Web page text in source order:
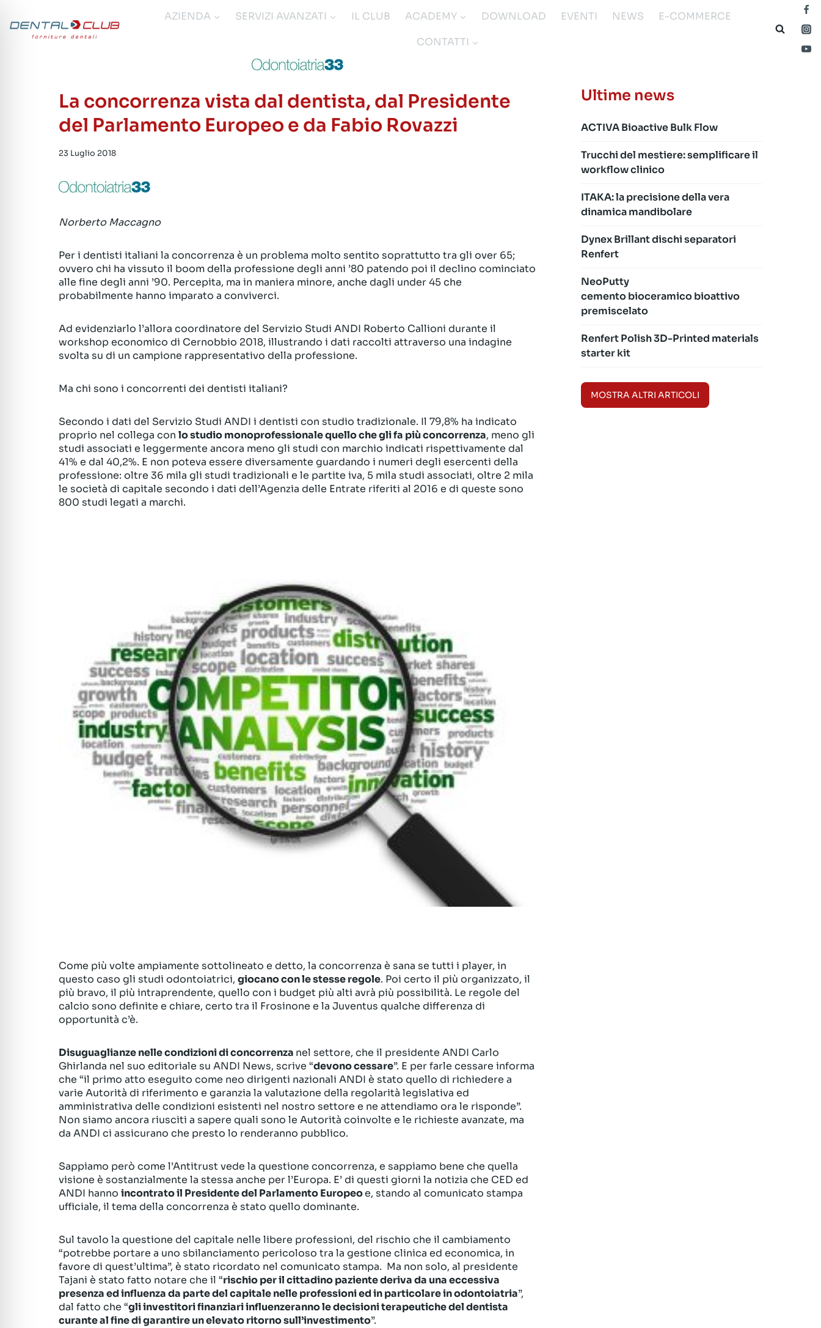
contenuto
AZIENDA SERVIZI AVANZATI IL CLUB ACADEMY DOWNLOAD EVENTI NEWS
E-COMMERCE
CONTATTI
La concorrenza vista dal dentista, dal Presidente
del Parlamento Europeo e da Fabio Rovazzi
23 Luglio 2018
Norberto Maccagno
Per i dentisti italiani la concorrenza è un problema molto sentito soprattutto tra gli over 65;
ovvero chi ha vissuto il boom della professione degli anni ’80 patendo poi il declino cominciato
alle fine degli anni ’90. Percepita, ma in maniera minore, anche dagli under 45 che
probabilmente hanno imparato a conviverci.
Ad evidenziarlo l’allora coordinatore del Servizio Studi ANDI Roberto Callioni durante il
workshop economico di Cernobbio 2018, illustrando i dati raccolti attraverso una indagine
svolta su di un campione rappresentativo della professione.
Ma chi sono i concorrenti dei dentisti italiani?
Secondo i dati del Servizio Studi ANDI i dentisti con studio tradizionale. Il 79,8% ha indicato
proprio nel collega con lo studio monoprofessionale quello che gli fa più concorrenza, meno gli
studi associati e leggermente ancora meno gli studi con marchio indicati rispettivamente dal
41% e dal 40,2%. E non poteva essere diversamente guardando i numeri degli esercenti della
professione: oltre 36 mila gli studi tradizionali e le partite iva, 5 mila studi associati, oltre 2 mila
le società di capitale secondo i dati dell’Agenzia delle Entrate riferiti al 2016 e di queste sono
800 studi legati a marchi.
Come più volte ampiamente sottolineato e detto, la concorrenza è sana se tutti i player, in
questo caso gli studi odontoiatrici, giocano con le stesse regole. Poi certo il più organizzato, il
più bravo, il più intraprendente, quello con i budget più alti avrà più possibilità. Le regole del
calcio sono definite e chiare, certo tra il Frosinone e la Juventus qualche differenza di
opportunità c’è.
Disuguaglianze nelle condizioni di concorrenza nel settore, che il presidente ANDI Carlo
Ghirlanda nel suo editoriale su ANDI News, scrive “devono cessare”. E per farle cessare informa
che “il primo atto eseguito come neo dirigenti nazionali ANDI è stato quello di richiedere a
varie Autorità di riferimento e garanzia la valutazione della regolarità legislativa ed
amministrativa delle condizioni esistenti nel nostro settore e ne attendiamo ora le risponde”.
Non siamo ancora riusciti a sapere quali sono le Autorità coinvolte e le richieste avanzate, ma
da ANDI ci assicurano che presto lo renderanno pubblico.
Sappiamo però come l’Antitrust vede la questione concorrenza, e sappiamo bene che quella
visione è sostanzialmente la stessa anche per l’Europa. E’ di questi giorni la notizia che CED ed
ANDI hanno incontrato il Presidente del Parlamento Europeoe, stando al comunicato stampa
ufficiale, il tema della concorrenza è stato quello dominante.
Sul tavolo la questione del capitale nelle libere professioni, del rischio che il cambiamento
“potrebbe portare a uno sbilanciamento pericoloso tra la gestione clinica ed economica, in
favore di quest’ultima”, è stato ricordato nel comunicato stampa. Ma non solo, al presidente
Tajani è stato fatto notare che il “rischio per il cittadino paziente deriva da una eccessiva
presenza ed influenza da parte del capitale nelle professioni ed in particolare in odontoiatria”,
dal fatto che “gli investitori finanziari influenzeranno le decisioni terapeutiche del dentista
curante al fine di garantire un elevato ritorno sull’investimento”.
Ultime news
ACTIVA Bioactive Bulk Flow
Trucchi del mestiere: semplificare il
workflow clinico
ITAKA: la precisione della vera
dinamica mandibolare
Dynex Brillant dischi separatori
Renfert
NeoPutty
cemento bioceramico bioattivo
premiscelato
Renfert Polish 3D-Printed materials
starter kit
MOSTRA ALTRI ARTICOLI